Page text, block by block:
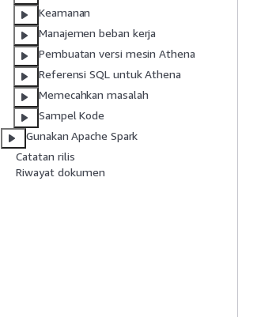
Keamanan
Manajemen beban kerja
Pembuatan versi mesin Athena
Referensi SQL untuk Athena
Memecahkan masalah
Sampel Kode
Gunakan Apache Spark
Catatan rilis
Riwayat dokumen